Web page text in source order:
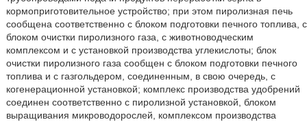
кормоприготовительное устройство; при этом пиролизная печь
сообщена соответственно с блоком подготовки печного топлива, с
блоком очистки пиролизного газа, с животноводческим
комплексом и с установкой производства углекислоты; блок
очистки пиролизного газа сообщен с блоком подготовки печного
топлива и с газгольдером, соединенным, в свою очередь, с
когенерационной установкой; комплекс производства удобрений
соединен соответственно с пиролизной установкой, блоком
выращивания микроводорослей, комплексом производства